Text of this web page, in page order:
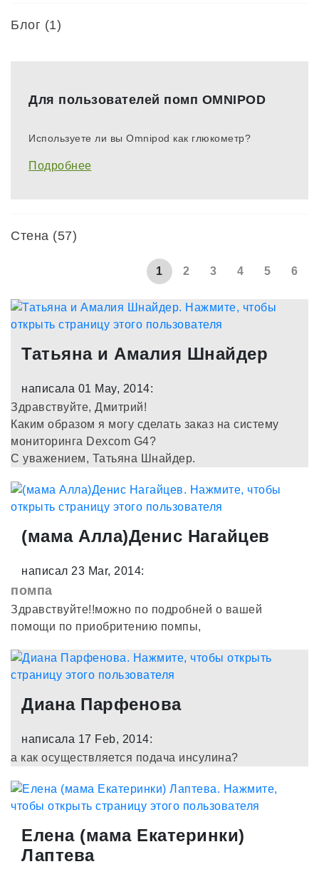
Блог (1)
Для пользователей помп OMNIPOD
Используете ли вы Omnipod как глюкометр?
Подробнее
Стена (57)
1 2 3 4 5 6
Татьяна и Амалия Шнайдер
написала 01 May, 2014:
Здравствуйте, Дмитрий!
Каким образом я могу сделать заказ на систему
мониторинга Dexcom G4?
С уважением, Татьяна Шнайдер.
(мама Алла)Денис Нагайцев
написал 23 Mar, 2014:
помпа
Здравствуйте!!можно по подробней о вашей
помощи по приобритению помпы,
Диана Парфенова
написала 17 Feb, 2014:
а как осуществляется подача инсулина?
Елена (мама Екатеринки)
Лаптева